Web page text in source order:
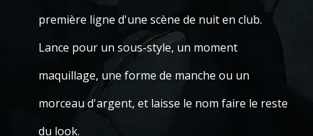
première ligne d'une scène de nuit en club.
Lance pour un sous-style, un moment
maquillage, une forme de manche ou un
morceau d'argent, et laisse le nom faire le reste
du look.